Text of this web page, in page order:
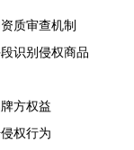
质审查机制
识别侵权商品
方权益
权行为